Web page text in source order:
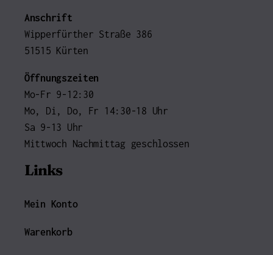
Anschrift
Wipperfürther Straße 386
51515 Kürten
Öffnungszeiten
Mo-Fr 9-12:30
Mo, Di, Do, Fr 14:30-18 Uhr
Sa 9-13 Uhr
Mittwoch Nachmittag geschlossen
Links
Mein Konto
Warenkorb